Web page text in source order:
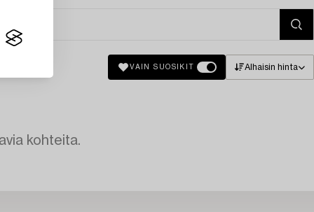
VAIN SUOSIKIT Alhaisin hinta
kohteita.